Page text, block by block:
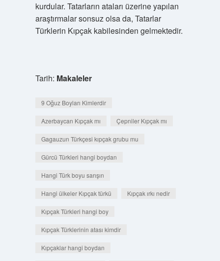
kurdular. Tatarların ataları üzerine yapılan
araştırmalar sonsuz olsa da, Tatarlar
Türklerin Kıpçak kabilesinden gelmektedir.
Tarih: Makaleler
9 Oğuz Boyları Kimlerdir
Azerbaycan Kıpçak mı Çepniler Kıpçak mı
Gagauzun Türkçesi kıpçak grubu mu
Gürcü Türkleri hangi boydan
Hangi Türk boyu sarışın
Hangi ülkeler Kıpçak türkü Kıpçak ırkı nedir
Kıpçak Türkleri hangi boy
Kıpçak Türklerinin atası kimdir
Kıpçaklar hangi boydan